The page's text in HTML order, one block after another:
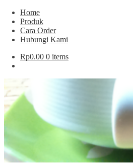
Home
Produk
Cara Order
Hubungi Kami
Rp0.00 0 items